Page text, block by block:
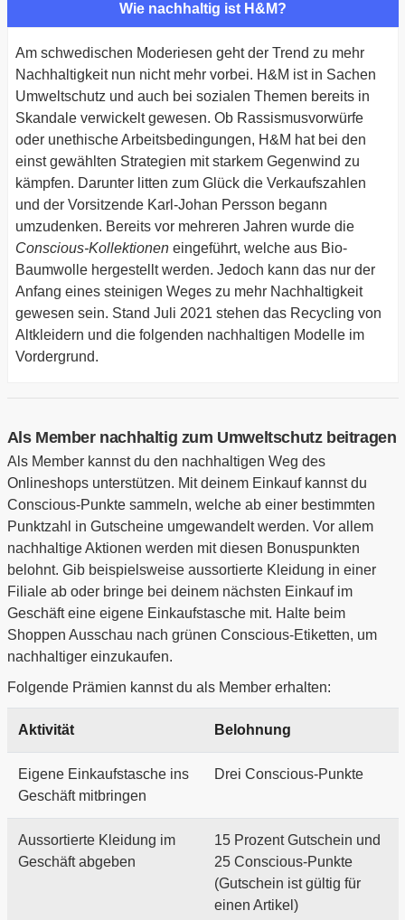
Wie nachhaltig ist H&M?
Am schwedischen Moderiesen geht der Trend zu mehr
Nachhaltigkeit nun nicht mehr vorbei. H&M ist in Sachen
Umweltschutz und auch bei sozialen Themen bereits in
Skandale verwickelt gewesen. Ob Rassismusvorwürfe
oder unethische Arbeitsbedingungen, H&M hat bei den
einst gewählten Strategien mit starkem Gegenwind zu
kämpfen. Darunter litten zum Glück die Verkaufszahlen
und der Vorsitzende Karl-Johan Persson begann
umzudenken. Bereits vor mehreren Jahren wurde die
Conscious-Kollektioneneingeführt, welche aus Bio-
Baumwolle hergestellt werden. Jedoch kann das nur der
Anfang eines steinigen Weges zu mehr Nachhaltigkeit
gewesen sein. Stand Juli 2021 stehen das Recycling von
Altkleidern und die folgenden nachhaltigen Modelle im
Vordergrund.
Als Member nachhaltig zum Umweltschutz beitragen
Als Member kannst du den nachhaltigen Weg des
Onlineshops unterstützen. Mit deinem Einkauf kannst du
Conscious-Punkte sammeln, welche ab einer bestimmten
Punktzahl in Gutscheine umgewandelt werden. Vor allem
nachhaltige Aktionen werden mit diesen Bonuspunkten
belohnt. Gib beispielsweise aussortierte Kleidung in einer
Filiale ab oder bringe bei deinem nächsten Einkauf im
Geschäft eine eigene Einkaufstasche mit. Halte beim
Shoppen Ausschau nach grünen Conscious-Etiketten, um
nachhaltiger einzukaufen.
Folgende Prämien kannst du als Member erhalten:
Aktivität Belohnung
Eigene Einkaufstasche ins
Geschäft mitbringen
Drei Conscious-Punkte
Aussortierte Kleidung im
Geschäft abgeben
15 Prozent Gutschein und
25 Conscious-Punkte
(Gutschein ist gültig für
einen Artikel)